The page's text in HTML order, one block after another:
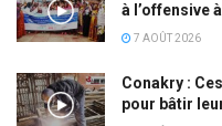
à l’offensive
7 AOÛT 2026
Conakry :
pour bâtir